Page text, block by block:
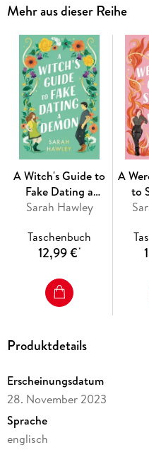
Mehr aus dieser Reihe
A Witch's Guide to
Fake Dating a
Demon
Sarah Hawley
Taschenbuch
12,99 €*
A
to
Produktdetails
Erscheinungsdatum
28. November 2023
Sprache
englisch